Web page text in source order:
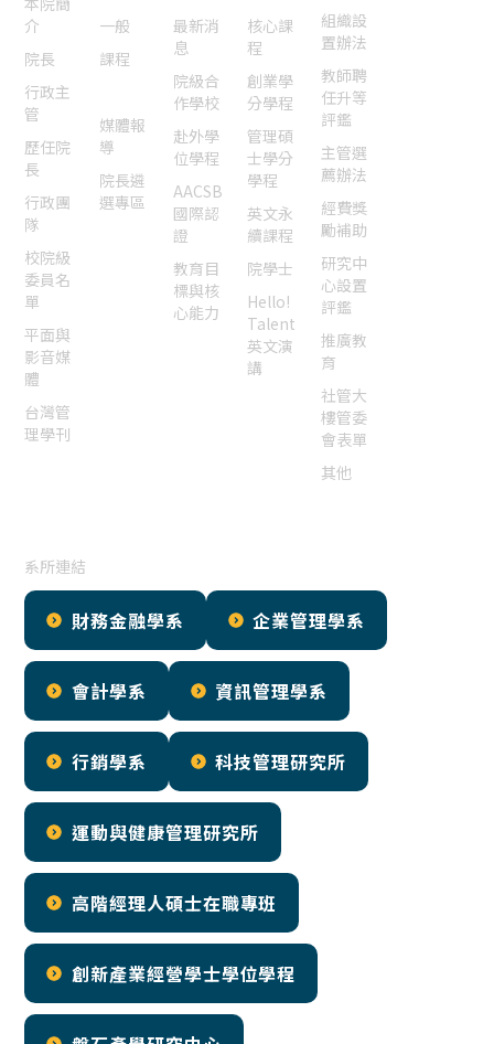
介
院長
行政主
管
歷任院
長
行政團
隊
校院級
委員名
單
平面與
影音媒
體
台灣管
理學刊
一般
課程
媒體報
導
院長遴
選專區
最新消
息
院級合
作學校
赴外學
位學程
AACSB
國際認
證
教育目
標與核
心能力
核心課
程
創業學
分學程
管理碩
士學分
學程
英文永
續課程
院學士
Hello!
Talent
英文演
講
組織設
置辦法
教師聘
任升等
評鑑
主管選
薦辦法
經費獎
勵補助
研究中
心設置
評鑑
推廣教
育
社管大
樓管委
會表單
其他
系所連結
財務金融學系 企業管理學系
會計學系 資訊管理學系
行銷學系 科技管理研究所
運動與健康管理研究所
高階經理人碩士在職專班
創新產業經營學士學位學程